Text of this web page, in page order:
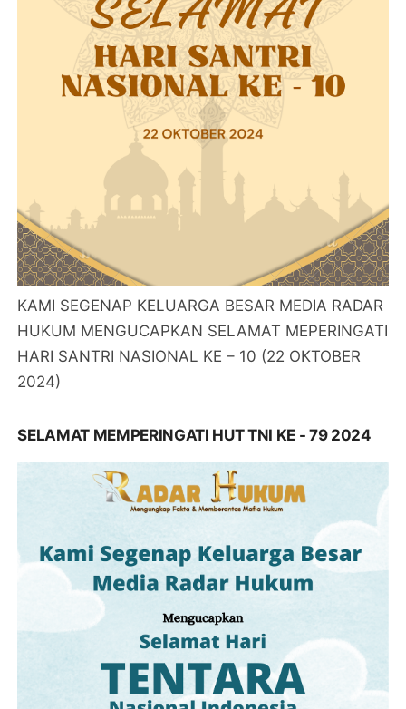
KAMI SEGENAP KELUARGA BESAR MEDIA RADAR
HUKUM MENGUCAPKAN SELAMAT MEPERINGATI
HARI SANTRI NASIONAL KE – 10 (22 OKTOBER
2024)
SELAMAT MEMPERINGATI HUT TNI KE - 79 2024